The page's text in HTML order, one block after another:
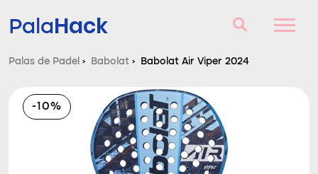
PalaHack
Palas de Padel
Consultorio
Comparador
Palas de Padel › Babolat › Babolat Air Viper 2024
-10%